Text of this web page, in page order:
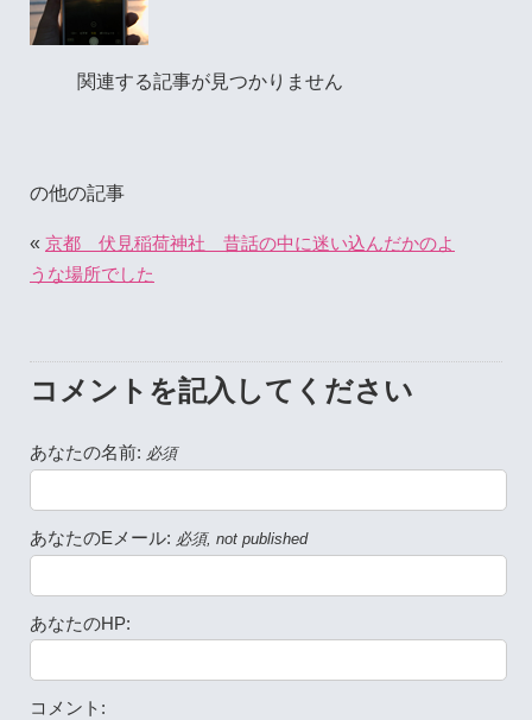
関連する記事が見つかりません
の他の記事
« 京都 伏見稲荷神社 昔話の中に迷い込んだかのよ
うな場所でした
コメントを記入してください
あなたの名前: 必須
あなたのEメール: 必須, not published
あなたのHP:
コメント: